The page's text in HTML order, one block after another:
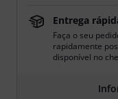
Entrega
Faça o seu
rapidamente
disponível no